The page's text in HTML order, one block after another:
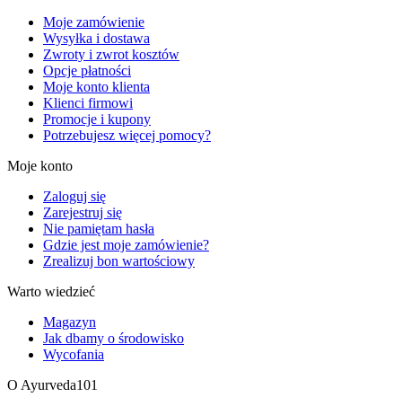
Moje zamówienie
Wysyłka i dostawa
Zwroty i zwrot kosztów
Opcje płatności
Moje konto klienta
Klienci firmowi
Promocje i kupony
Potrzebujesz więcej pomocy?
Moje konto
Zaloguj się
Zarejestruj się
Nie pamiętam hasła
Gdzie jest moje zamówienie?
Zrealizuj bon wartościowy
Warto wiedzieć
Magazyn
Jak dbamy o środowisko
Wycofania
O Ayurveda101